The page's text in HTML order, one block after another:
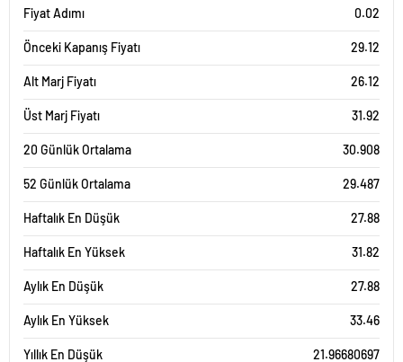
Fiyat Adımı 0.02
Önceki Kapanış Fiyatı 29.12
Alt Marj Fiyatı 26.12
Üst Marj Fiyatı 31.92
20 Günlük Ortalama 30.908
52 Günlük Ortalama 29.487
Haftalık En Düşük 27.88
Haftalık En Yüksek 31.82
Aylık En Düşük 27.88
Aylık En Yüksek 33.46
Yıllık En Düşük 21.96680697